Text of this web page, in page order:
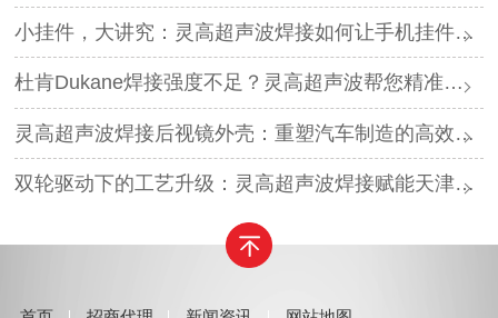
小挂件，大讲究：灵高超声波焊接如何让手机挂件更“抗造”？
杜肯Dukane焊接强度不足？灵高超声波帮您精准破局
灵高超声波焊接后视镜外壳：重塑汽车制造的高效与美学
双轮驱动下的工艺升级：灵高超声波焊接赋能天津汽车与电子产业